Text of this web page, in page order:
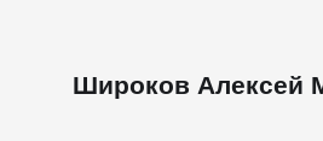
Широков Алексей